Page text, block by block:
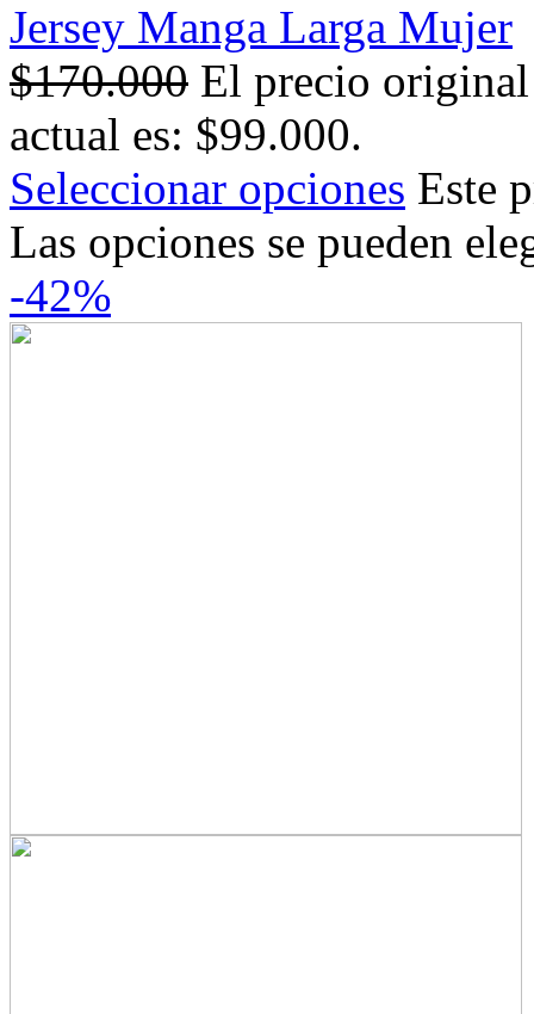
Jersey Manga Larga Mujer
$170.000 El precio
actual es: $99.000.
Seleccionar opciones Este
Las opciones se pueden
-42%